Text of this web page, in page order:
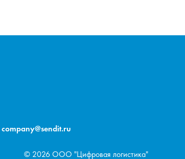
company@sendit.ru
© 2026 ООО "Цифровая логистика"